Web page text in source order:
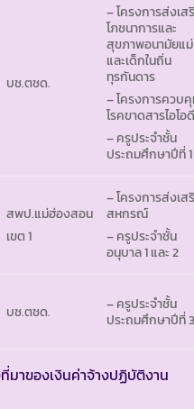
บช.ตชด.
– โครงการส่งเส
โภชนาการและ
สุขภาพอนามัยแม่
และเด็กในถิ่น
ทุรกันดาร
– โครงการควบ
โรคขาดสารไอโอ
– ครูประจำชั้น
ประถมศึกษาปีที่ 1
สพป.แม่ฮ่องสอน
เขต 1
– โครงการส่งเส
สหกรณ์
– ครูประจำชั้น
อนุบาล 1 และ 2
บช.ตชด.
– ครูประจำชั้น
ประถมศึกษาปีที่
าของเงินค่าจ้างปฏิบัติงาน